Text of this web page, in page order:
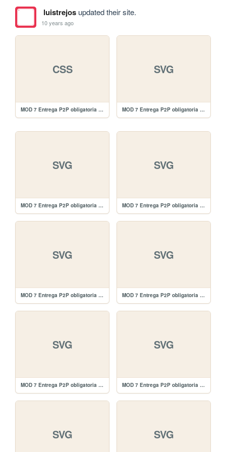
luistrejosupdated their site.
10 years ago
CSS
MOD 7 Entrega P2P obligatoria Entrega/css/citas_slide.css
SVG
MOD 7 Entrega P2P obligatoria Entrega/images/plus-white.svg
SVG
MOD 7 Entrega P2P obligatoria Entrega/images/plus-black.svg
SVG
MOD 7 Entrega P2P obligatoria Entrega/images/edit-white.svg
SVG
MOD 7 Entrega P2P obligatoria Entrega/images/edit-black.svg
SVG
MOD 7 Entrega P2P obligatoria Entrega/images/delete-white.svg
SVG
MOD 7 Entrega P2P obligatoria Entrega/images/delete-black.svg
SVG
MOD 7 Entrega P2P obligatoria Entrega/images/carat-u-white.svg
SVG SVG